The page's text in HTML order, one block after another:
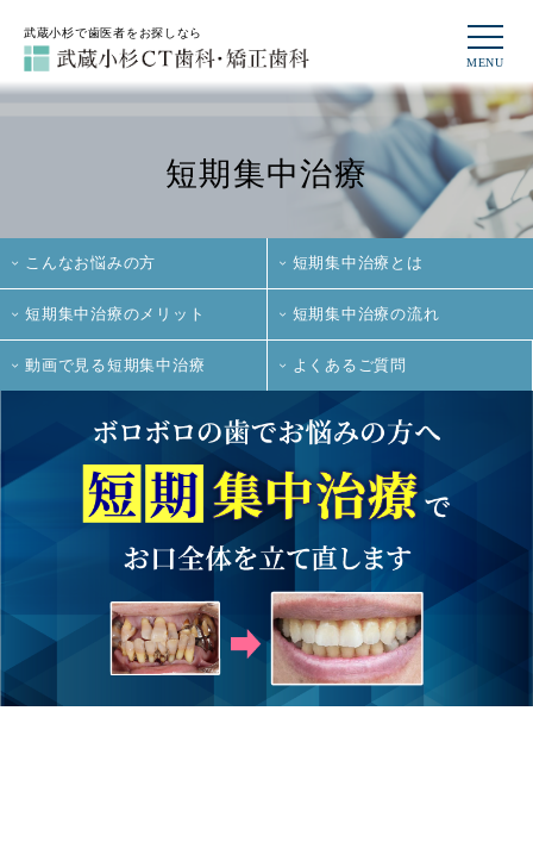
武蔵小杉で歯医者をお探しなら
短期集中治療
こんなお悩みの方 短期集中治療とは
短期集中治療のメリット 短期集中治療の流れ
動画で見る短期集中治療 よくあるご質問